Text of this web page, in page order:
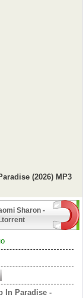
(2026) MP3
Sharon -
In Paradise -